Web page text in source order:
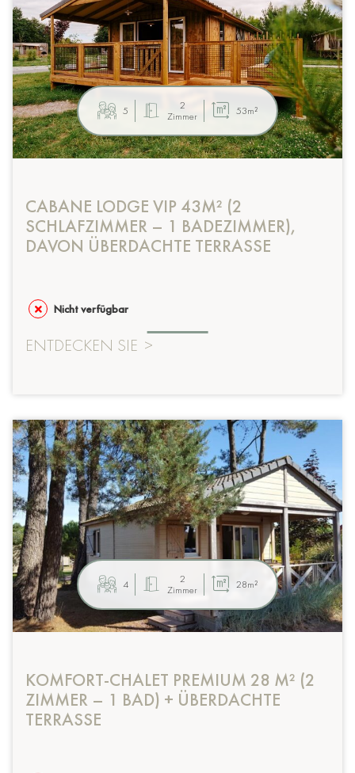
5
2
Zimmer
53m²
CABANE LODGE VIP 43M² (2
SCHLAFZIMMER – 1 BADEZIMMER),
DAVON ÜBERDACHTE TERRASSE
Nicht verfügbar
ENTDECKEN SIE >
4
2
Zimmer
28m²
KOMFORT-CHALET PREMIUM 28 M² (2
ZIMMER – 1 BAD) + ÜBERDACHTE
TERRASSE